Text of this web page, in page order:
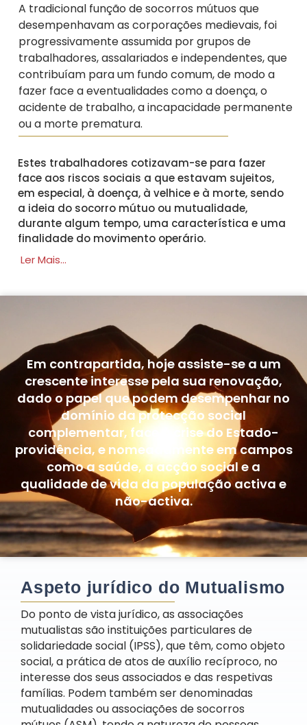
A tradicional função de socorros mútuos que
desempenhavam as corporações medievais, foi
progressivamente assumida por grupos de
trabalhadores, assalariados e independentes, que
contribuíam para um fundo comum, de modo a
fazer face a eventualidades como a doença, o
acidente de trabalho, a incapacidade permanente
ou a morte prematura.
Estes trabalhadores cotizavam-se para fazer
face aos riscos sociais a que estavam sujeitos,
em especial, à doença, à velhice e à morte, sendo
a ideia do socorro mútuo ou mutualidade,
durante algum tempo, uma característica e uma
finalidade do movimento operário.
Ler Mais...
Em contrapartida, hoje assiste-se a um
crescente interesse pela sua renovação,
dado o papel que podem desempenhar no
domínio da protecção social
complementar, face à crise do Estado-
providência, e nomeadamente em campos
como a saúde, a acção social e a
qualidade de vida da população activa e
não-activa.
Aspeto jurídico do Mutualismo
Do ponto de vista jurídico, as associações
mutualistas são instituições particulares de
solidariedade social (IPSS), que têm, como objeto
social, a prática de atos de auxílio recíproco, no
interesse dos seus associados e das respetivas
famílias. Podem também ser denominadas
mutualidades ou associações de socorros